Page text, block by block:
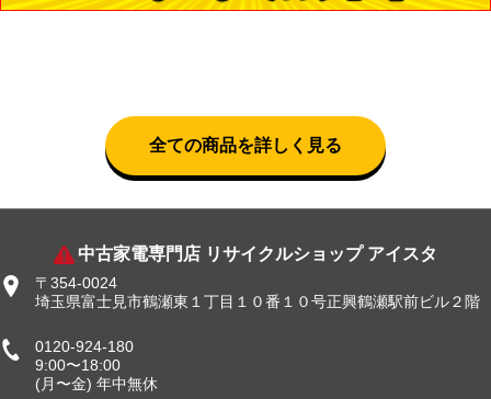
全ての商品を詳しく見る
中古家電専門店 リサイクルショップ アイスタ
〒354-0024
埼玉県富士見市鶴瀬東１丁目１０番１０号正興鶴瀬駅前ビル２階
0120-924-180
9:00〜18:00
(月〜金) 年中無休